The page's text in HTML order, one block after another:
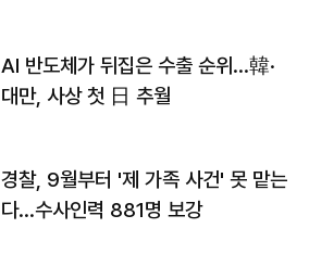
AI 반도체가 뒤집은 수출 순위…韓·
대만, 사상 첫 日 추월
경찰, 9월부터 '제 가족 사건' 못 맡는
다…수사인력 881명 보강